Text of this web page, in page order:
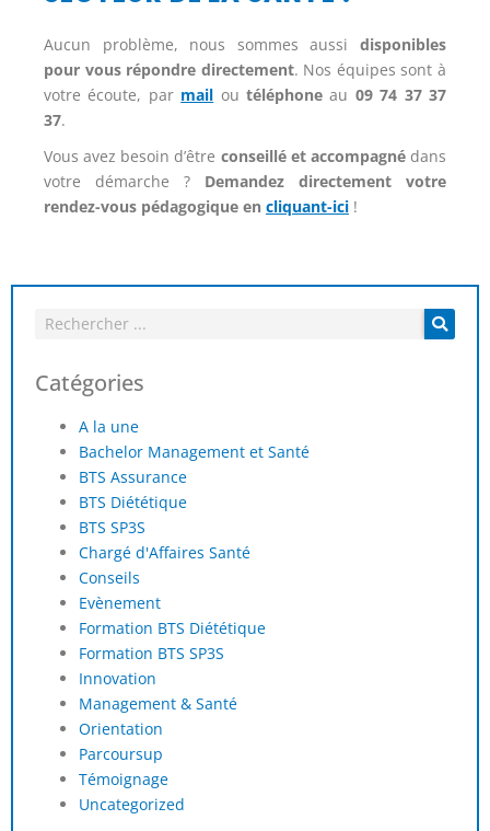
Aucun problème, nous sommes aussi disponibles
pour vous répondre directement. Nos équipes sont à
votre écoute, par mail outéléphone au 09 74 37 37
37.
Vous avez besoin d’être conseillé et accompagnédans
votre démarche ? Demandez directement votre
rendez-vous pédagogique en cliquant-ici !
Catégories
A la une
Bachelor Management et Santé
BTS Assurance
BTS Diététique
BTS SP3S
Chargé d'Affaires Santé
Conseils
Evènement
Formation BTS Diététique
Formation BTS SP3S
Innovation
Management & Santé
Orientation
Parcoursup
Témoignage
Uncategorized